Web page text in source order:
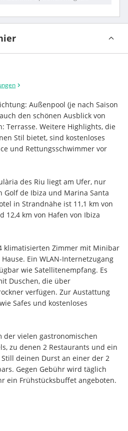
Außenpool (je nach Saison
den schönen Ausblick von
Terrasse. Weitere Highlights, die
Stil bietet, sind kostenloses
und Rettungsschwimmer vor
des Riu liegt am Ufer, nur
Golf de Ibiza und Marina Santa
in Strandnähe ist 11,1 km von
12,4 km von Hafen von Ibiza
klimatisierten Zimmer mit Minibar
Ein WLAN-Internetzugang
wie Satellitenempfang. Es
Duschen, die über
verfügen. Zur Austattung
Safes und kostenloses
der vielen gastronomischen
zu denen 2 Restaurants und ein
deinen Durst an einer der 2
Gegen Gebühr wird täglich
ein Frühstücksbuffet angeboten.